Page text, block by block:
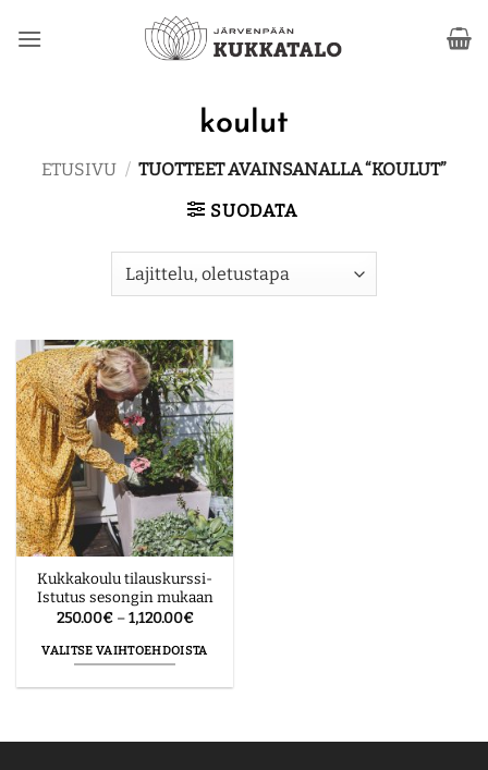
koulut
ETUSIVU / TUOTTEET AVAINSANALLA “KOULUT”
SUODATA
Kukkakoulu tilauskurssi-
Istutus sesongin mukaan
250.00€ – 1,120.00€Hintaluokka:
-
1,120.00€
VALITSE VAIHTOEHDOISTA
useampi